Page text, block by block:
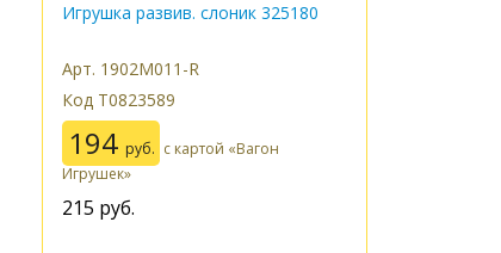
Игрушка развив. слоник 325180
Арт. 1902M011-R
Код Т0823589
194 руб. с картой «Вагон
Игрушек»
215 руб.